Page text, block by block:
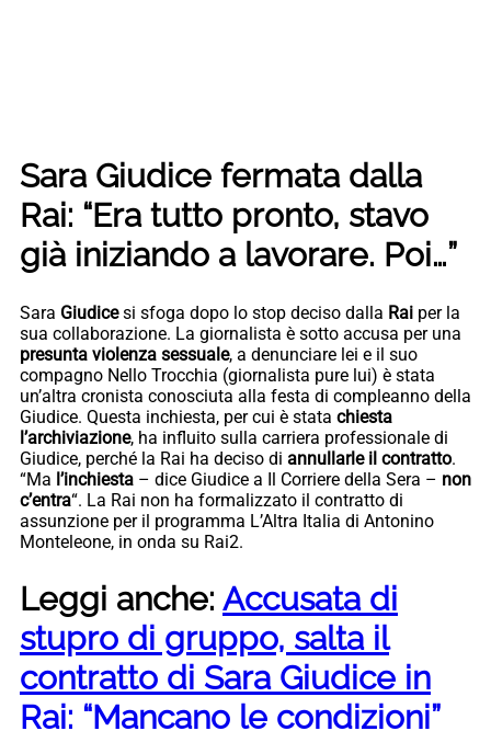
Sara Giudice fermata dalla
Rai: “Era tutto pronto, stavo
già iniziando a lavorare. Poi…”
Sara Giudicesi sfoga dopo lo stop deciso dalla Rai per la
sua collaborazione. La giornalista è sotto accusa per una
presunta violenza sessuale, a denunciare lei e il suo
compagno Nello Trocchia (giornalista pure lui) è stata
un’altra cronista conosciuta alla festa di compleanno della
Giudice. Questa inchiesta, per cui è stata chiesta
l’archiviazione, ha influito sulla carriera professionale di
Giudice, perché la Rai ha deciso di annullarle il contratto.
“Ma l’inchiesta – dice Giudice a Il Corriere della Sera – non
c’entra“. La Rai non ha formalizzato il contratto di
assunzione per il programma L’Altra Italia di Antonino
Monteleone, in onda su Rai2.
Leggi anche: Accusata di
stupro di gruppo, salta il
contratto di Sara Giudice in
Rai: “Mancano le condizioni”